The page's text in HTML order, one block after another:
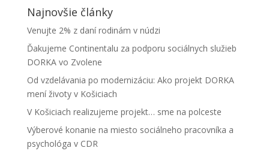
Najnovšie články
Venujte 2% z daní rodinám v núdzi
Ďakujeme Continentalu za podporu sociálnych služieb
DORKA vo Zvolene
Od vzdelávania po modernizáciu: Ako projekt DORKA
mení životy v Košiciach
V Košiciach realizujeme projekt… sme na polceste
Výberové konanie na miesto sociálneho pracovníka a
psychológa v CDR